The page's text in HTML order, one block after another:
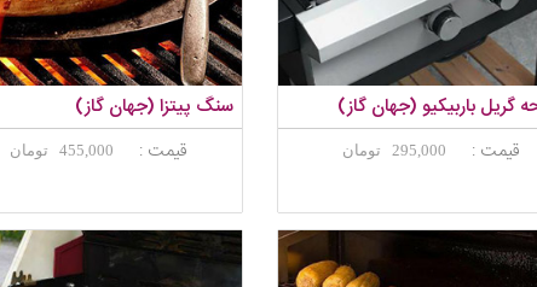
گریل باربیکیو (جهان گاز)
قیمت : 295,000 تومان
سنگ پیتزا (جهان گاز)
قیمت : 455,000 تومان